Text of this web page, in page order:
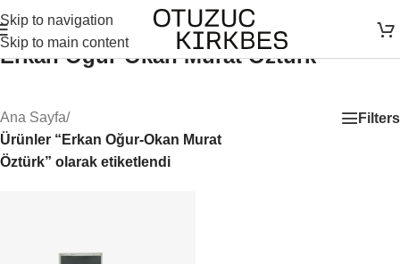
Skip to navigation
Skip to main content
Erkan Oğur-Okan Murat Öztürk
Ana Sayfa/
Ürünler “Erkan Oğur-Okan Murat
Öztürk” olarak etiketlendi
Filters